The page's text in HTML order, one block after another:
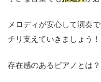
メロディが安心して演奏
チリ支えていきましょう！
存在感のあるピアノとは？